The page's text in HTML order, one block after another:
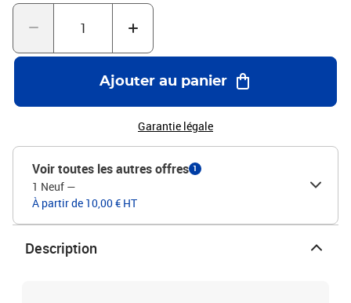
Ajouter au panier
Garantie légale
Voir toutes les autres offres 1
1 Neuf —
À partir de 10,00 € HT
Description